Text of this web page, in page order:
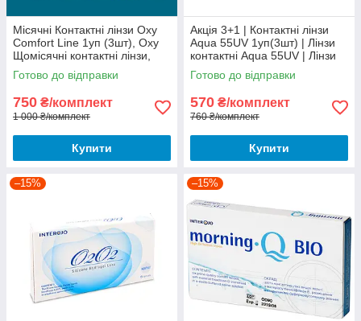
Mісячні Контактні лінзи Oxy
Comfort Line 1уп (3шт), Oxy
Щомісячні контактні лінзи,
Контактні лінзи Oxy Comfort
Line by Interojo
Готово до відправки
750 ₴/комплект
1 000 ₴/комплект
Купити
Акція 3+1 | Контактні лінзи
Aqua 55UV 1уп(3шт) | Лінзи
контактні Aqua 55UV | Лінзи
на місяць Аква 55 |
Готово до відправки
570 ₴/комплект
760 ₴/комплект
Купити
–15% –15%